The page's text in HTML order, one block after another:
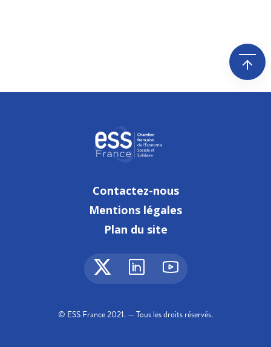
Contactez-nous
Mentions légales
Plan du site
© ESS France 2021. — Tous les droits réservés.